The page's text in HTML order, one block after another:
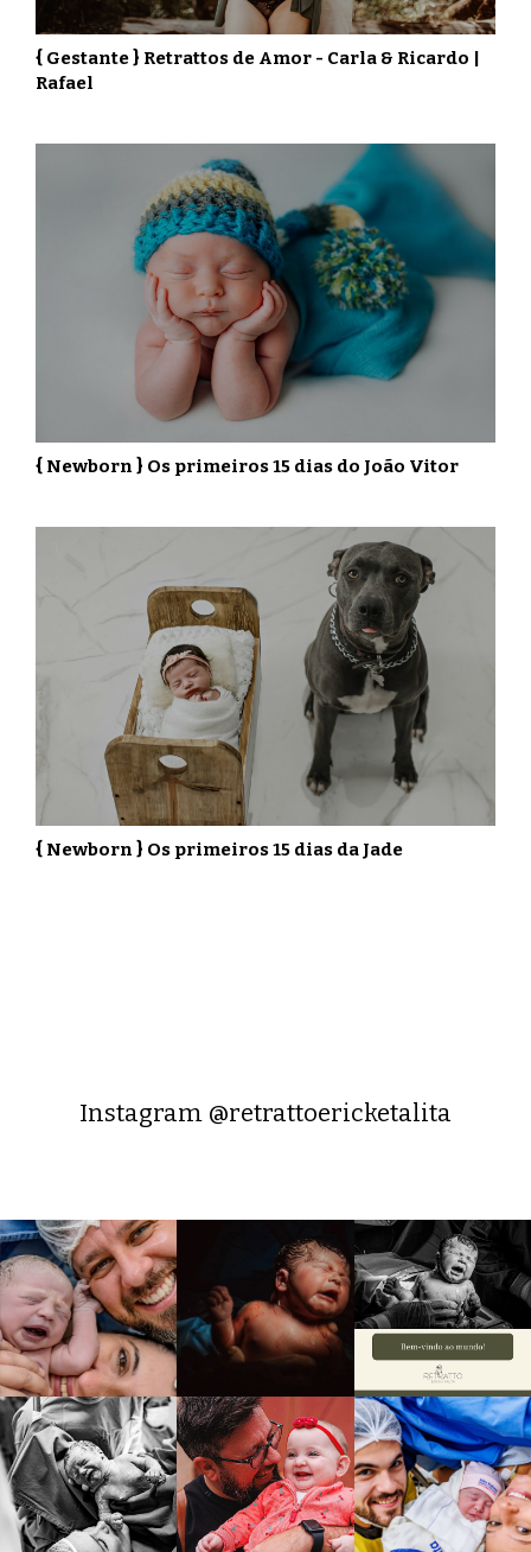
{ Gestante } Retrattos de Amor - Carla & Ricardo |
Rafael
{ Newborn } Os primeiros 15 dias do João Vitor
{ Newborn } Os primeiros 15 dias da Jade
Instagram @retrattoericketalita